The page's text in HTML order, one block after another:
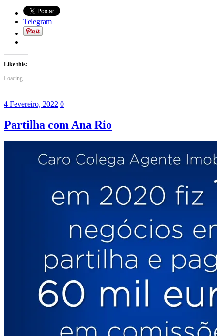
Telegram
Like this:
Loading...
4 Fevereiro, 2022 0
Partilha com Ana Rio